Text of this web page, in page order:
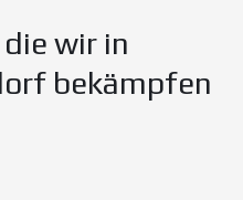
wir in
bekämpfen